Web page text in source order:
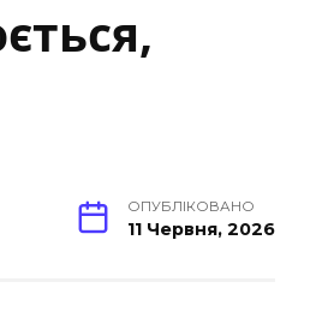
ОПУБЛІКОВАНО
11 Червня, 2026